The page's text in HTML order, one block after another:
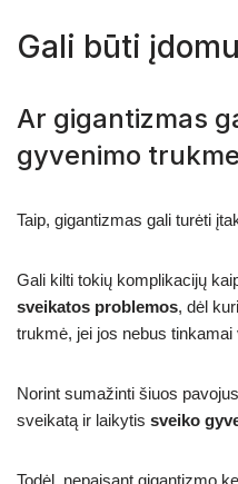
Gali būti įdomu
Ar gigantizmas
gyvenimo
Taip, gigantizmas gali turėti
Gali kilti tokių komplikacijų
sveikatos problemos, dėl
trukmė, jei jos nebus tinkamai
Norint sumažinti šiuos
sveikatą ir laikytis sveiko
Todėl, nepaisant gigantizmo